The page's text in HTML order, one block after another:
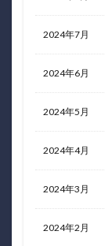
2024年7月
2024年6月
2024年5月
2024年4月
2024年3月
2024年2月